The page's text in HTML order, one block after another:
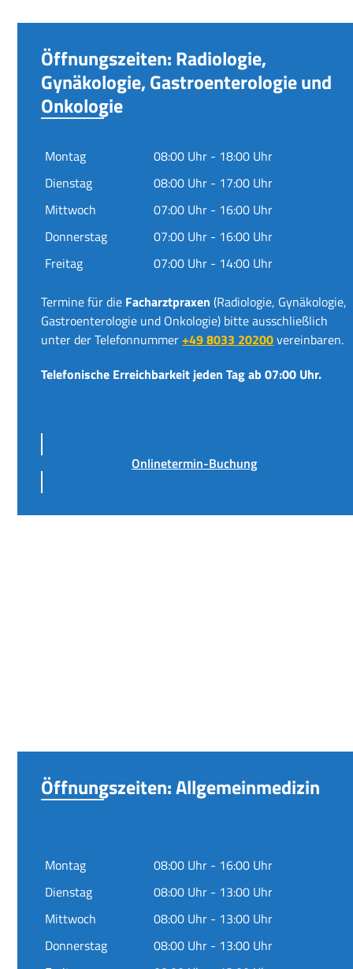
Öffnungszeiten: Radiologie,
Gynäkologie, Gastroenterologie und
Onkologie
Montag
08:00 Uhr - 18:00 Uhr
Dienstag
08:00 Uhr - 17:00 Uhr
Mittwoch
07:00 Uhr - 16:00 Uhr
Donnerstag
07:00 Uhr - 16:00 Uhr
Freitag
07:00 Uhr - 14:00 Uhr
Termine für die Facharztpraxen (Radiologie, Gynäkologie,
Gastroenterologie und Onkologie) bitte ausschließlich
unter der Telefonnummer+49 8033 20200vereinbaren.
Telefonische Erreichbarkeit jeden Tag ab 07:00 Uhr.
Onlinetermin-Buchung
Öffnungszeiten: Allgemeinmedizin
Montag
08:00 Uhr - 16:00 Uhr
Dienstag
08:00 Uhr - 13:00 Uhr
Mittwoch
08:00 Uhr - 13:00 Uhr
Donnerstag
08:00 Uhr - 13:00 Uhr